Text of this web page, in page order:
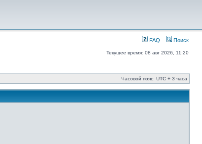
FAQ Поиск
Текущее время: 08 авг 2026, 11:20
Часовой пояс: UTC + 3 часа